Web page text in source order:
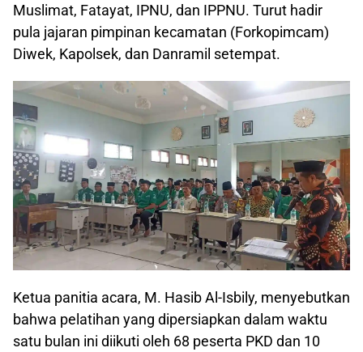
Muslimat, Fatayat, IPNU, dan IPPNU. Turut hadir
pula jajaran pimpinan kecamatan (Forkopimcam)
Diwek, Kapolsek, dan Danramil setempat.
​Ketua panitia acara, M. Hasib Al-Isbily, menyebutkan
bahwa pelatihan yang dipersiapkan dalam waktu
satu bulan ini diikuti oleh 68 peserta PKD dan 10